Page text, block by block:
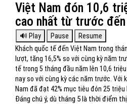
Việt Nam đón 10,6
cao nhất từ trước đến
Khách quốc tế đến Việt Nam trong
lượt, tăng 16,5% so với cùng kỳ năm
tế trong 5 tháng đầu năm lên 10,6
nay so với cùng kỳ các năm trước. Với
Nam đã đạt 42% mục tiêu đón 25
Đáng chú ý, dù tháng 5 là thời điểm